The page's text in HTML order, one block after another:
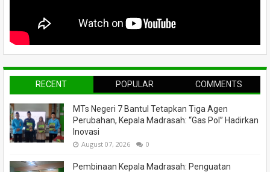
RECENT POPULAR COMMENTS
MTs Negeri 7 Bantul Tetapkan Tiga Agen
Perubahan, Kepala Madrasah: “Gas Pol” Hadirkan
Inovasi
August 07, 2026 0
Pembinaan Kepala Madrasah: Penguatan